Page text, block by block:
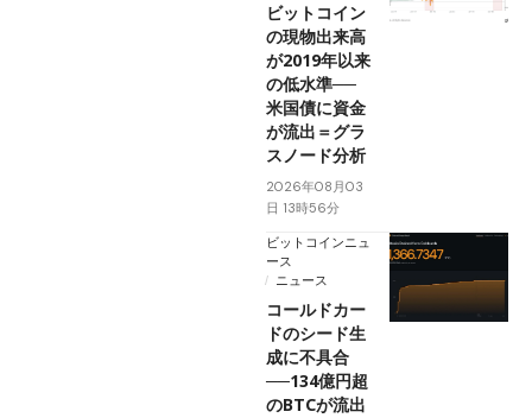
ビットコイン
の現物出来高
が2019年以来
の低水準──
米国債に資金
が流出＝グラ
スノード分析
2026年08月03
日 13時56分
ビットコインニュ
ース
ニュース
コールドカー
ドのシード生
成に不具合
──134億円超
のBTCが流出